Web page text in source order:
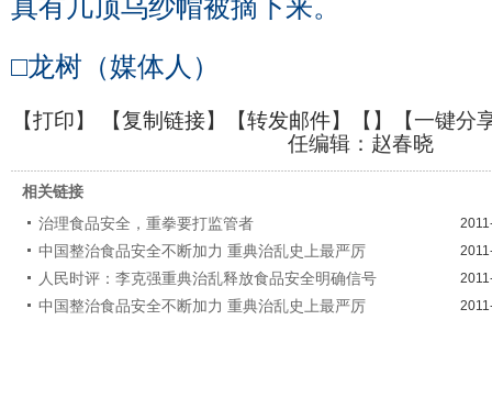
真有几顶乌纱帽被摘下来。
□龙树（媒体人）
【打印】 【复制链接】【转发邮件】【 】
【一键分
任编辑：赵春晓
相关链接
治理食品安全，重拳要打监管者
中国整治食品安全不断加力 重典治乱史上最严厉
人民时评：李克强重典治乱释放食品安全明确信号
中国整治食品安全不断加力 重典治乱史上最严厉